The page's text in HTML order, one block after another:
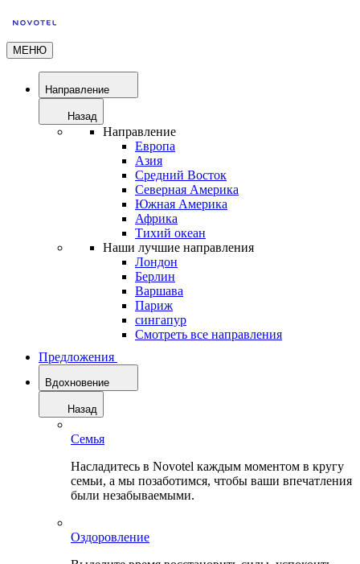
МЕНЮ
Направление
Назад
Направление
Европа
Азия
Средний Восток
Северная Америка
Южная Америка
Африка
Тихий океан
Наши лучшие направления
Лондон
Берлин
Варшава
Париж
сингапур
Смотреть все направления
Предложения
Вдохновение
Назад
Семья
Насладитесь в Novotel каждым моментом в кругу
семьи, а мы позаботимся, чтобы ваши впечатления
были незабываемыми.
Оздоровление